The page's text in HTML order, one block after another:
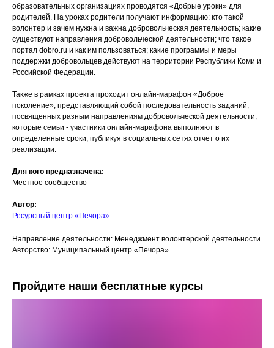
образовательных организациях проводятся «Добрые уроки» для
родителей. На уроках родители получают информацию: кто такой
волонтер и зачем нужна и важна добровольческая деятельность; какие
существуют направления добровольческой деятельности; что такое
портал dobro.ru и как им пользоваться; какие программы и меры
поддержки добровольцев действуют на территории Республики Коми и
Российской Федерации.
Также в рамках проекта проходит онлайн-марафон «Доброе
поколение», представляющий собой последовательность заданий,
посвященных разным направлениям добровольческой деятельности,
которые семьи - участники онлайн-марафона выполняют в
определенные сроки, публикуя в социальных сетях отчет о их
реализации.
Для кого предназначена:
Местное сообщество
Автор:
Ресурсный центр «Печора»
Направление деятельности: Менеджмент волонтерской деятельности
Авторство: Муниципальный центр «Печора»
Пройдите наши бесплатные курсы